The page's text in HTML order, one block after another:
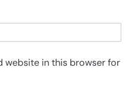
website in this browser for